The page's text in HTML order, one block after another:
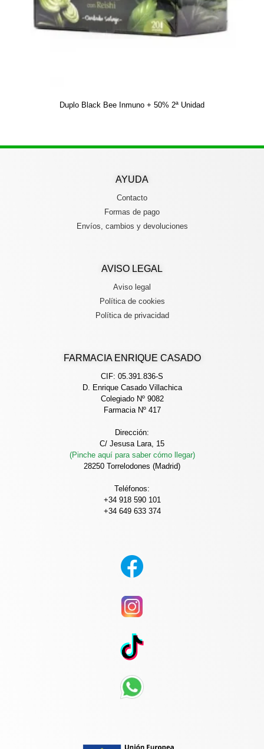
Duplo Black Bee Inmuno + 50% 2ª Unidad
FARMACIA ENRIQUE CASADO
CIF: 05.391.836-S
D. Enrique Casado Villachica
Colegiado Nº 9082
Farmacia Nº 417
Dirección:
C/ Jesusa Lara, 15
(Pinche aquí para saber cómo llegar)
28250 Torrelodones (Madrid)
Teléfonos:
+34 918 590 101
+34 649 633 374
AVISO LEGAL
Aviso legal
Política de cookies
Política de privacidad
AYUDA
Contacto
Formas de pago
Envíos, cambios y devoluciones